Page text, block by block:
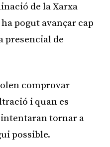
de la Xarxa
pogut avançar cap
presencial de
comprovar
i quan es
tornar a
possible.